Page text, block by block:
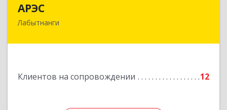
АРЭС
Лабытнанги
Клиентов на сопровождении 12
629400, Ямало-Ненецкий АО, Лабытнанги г,